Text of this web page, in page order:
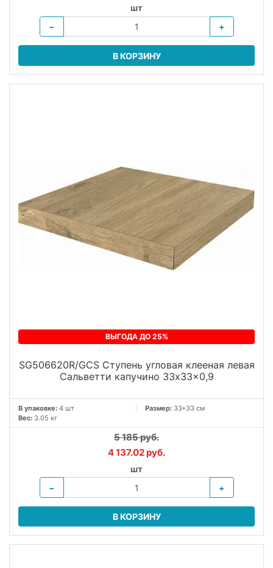
шт
−
+
В КОРЗИНУ
ВЫГОДА ДО 25%
SG506620R/GCS Ступень угловая клееная левая
Сальветти капучино 33x33x0,9
В упаковке: 4 шт Размер: 33*33 см
Вес: 3.05 кг
5 185 руб.
4 137.02 руб.
шт
−
+
В КОРЗИНУ